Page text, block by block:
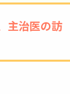
主治医の訪